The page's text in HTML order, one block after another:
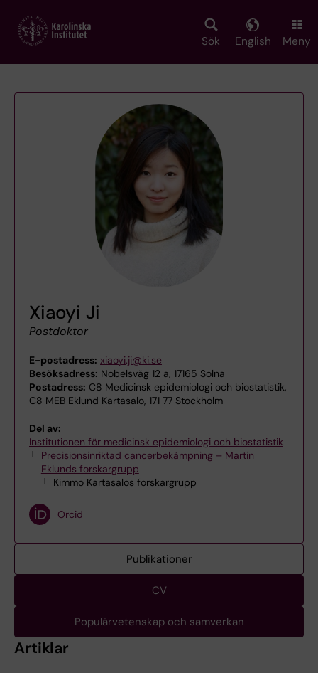
main
Sök English Meny
Xiaoyi Ji
Postdoktor
E-postadress: xiaoyi.ji@ki.se
Besöksadress: Nobelsväg 12 a, 17165 Solna
Postadress: C8 Medicinsk epidemiologi och biostatistik,
C8 MEB Eklund Kartasalo, 171 77 Stockholm
Del av:
Institutionen för medicinsk epidemiologi och biostatistik
Precisionsinriktad cancerbekämpning – Martin
Eklunds forskargrupp
Kimmo Kartasalos forskargrupp
Orcid
Publikationer
CV
Populärvetenskap och samverkan
Artiklar